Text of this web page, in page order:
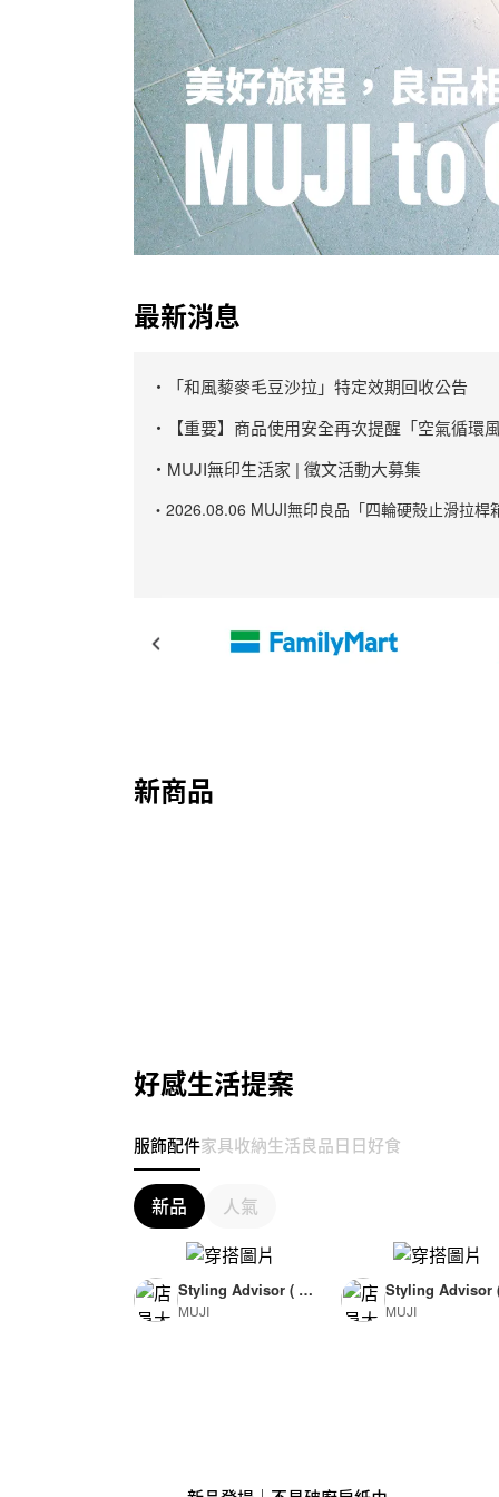
最新消息
・「和風藜麥毛豆沙拉」特定效期回收公告
・【重要】商品使用安全再次提醒「空氣循環
・MUJI無印生活家 | 徵文活動大募集
・2026.08.06 MUJI無印良品「四輪硬殼止滑拉
新商品
好感生活提案
服飾配件家具收納生活良品日日好食
新品 人氣
Styling Advisor ( F
or Woman )
MUJI
Styling Advisor
or Man )
MUJI